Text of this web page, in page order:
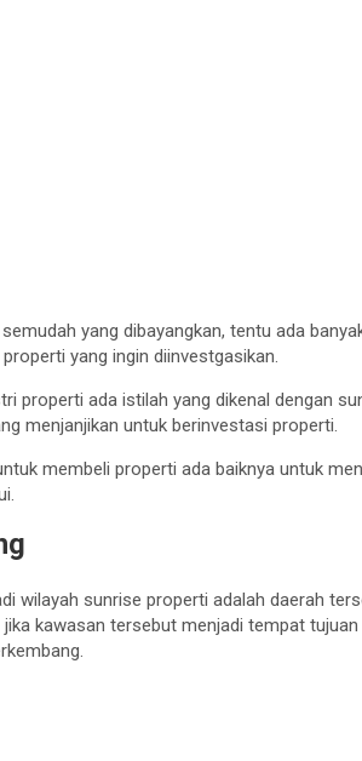
yang dibayangkan, tentu ada
yang ingin diinvestgasikan.
properti ada istilah yang dikenal dengan
menjanjikan untuk berinvestasi properti.
membeli properti ada baiknya untuk
wilayah sunrise properti adalah daerah
kawasan tersebut menjadi tempat